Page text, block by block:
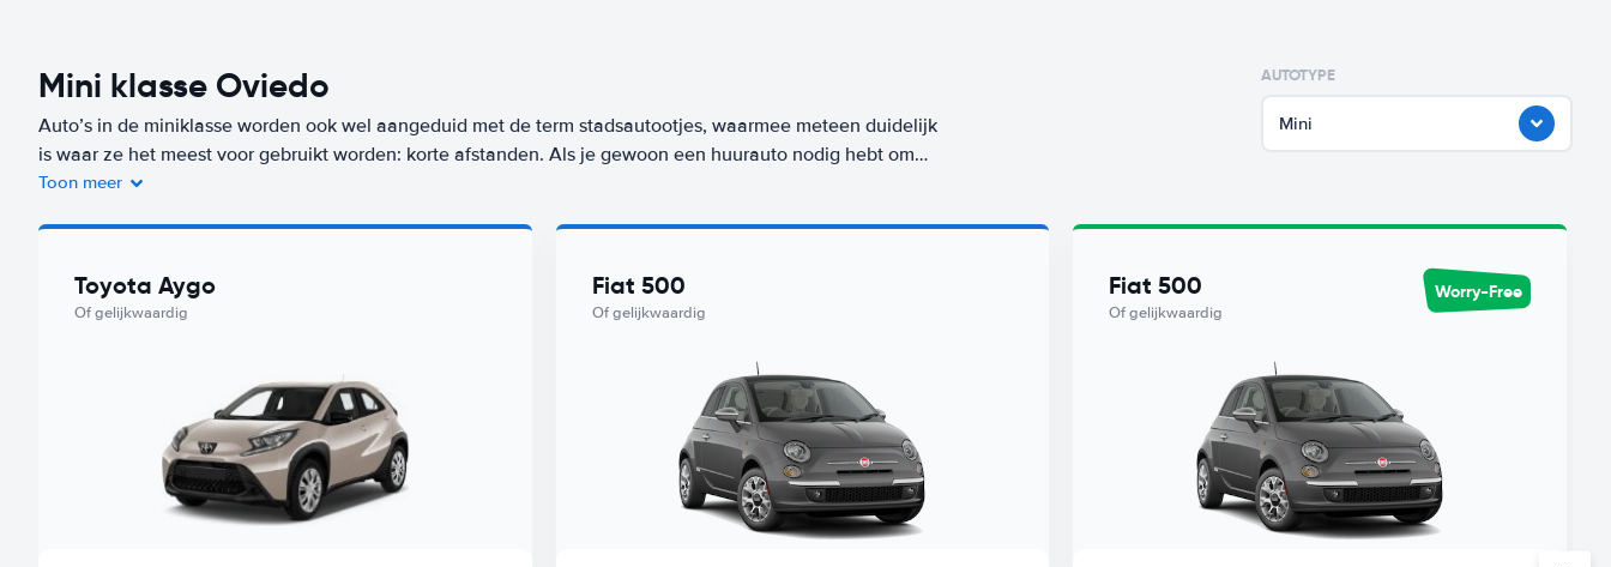
Mini klasse Oviedo
Auto’s in de miniklasse worden ook wel aangeduid met de term stadsautootjes, waarmee meteen duidelijk
is waar ze het meest voor gebruikt worden: korte afstanden. Als je gewoon een huurauto nodig hebt om
door de directe omgeving te rijden, zijn deze auto’s
ons Worry-Free label. De goedkoopste auto uit deze klasse met Worry-Free label huur je vanaf
Keddy By Europcar.
Toon meer
AUTOTYPE
Mini
Toyota Aygo
Of gelijkwaardig
Fiat 500
Of gelijkwaardig
Fiat 500
Of gelijkwaardig
Worry-Free